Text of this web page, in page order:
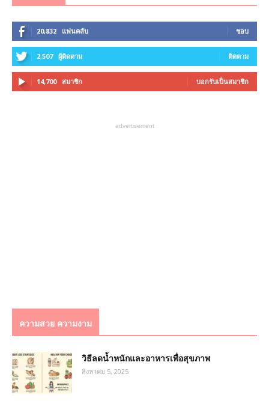
20,832 แฟนคลับ ชอบ
2,507 ผู้ติดตาม ติดตาม
14,700 สมาชิก บอกรับเป็นสมาชิก
advertisement
ความสวย ความงาม
วิธีลดน้ำหนักและอาหารเพื่อสุขภาพ
สิงหาคม 5, 2025